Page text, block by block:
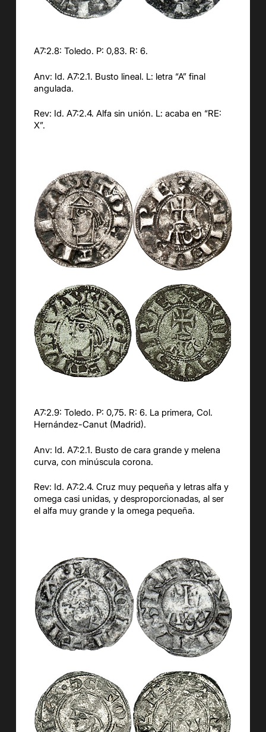
A7:2.8: Toledo. P: 0,83. R: 6.
Anv: Id. A7:2.1. Busto lineal. L: letra “A” final
angulada.
Rev: Id. A7:2.4. Alfa sin unión. L: acaba en “RE:
X”.
A7:2.9: Toledo. P: 0,75. R: 6. La primera, Col.
Hernández-Canut (Madrid).
Anv: Id. A7:2.1. Busto de cara grande y melena
curva, con minúscula corona.
Rev: Id. A7:2.4. Cruz muy pequeña y letras alfa y
omega casi unidas, y desproporcionadas, al ser
el alfa muy grande y la omega pequeña.